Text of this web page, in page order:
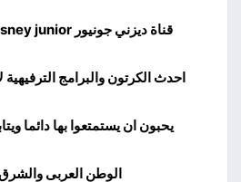
قناة ديزني جونيور disney junior للاطفال تعرض
احدث الكرتون والبرامج الترفيهية
يحبون ان يستمتعوا بها دائما
الوطن العربى